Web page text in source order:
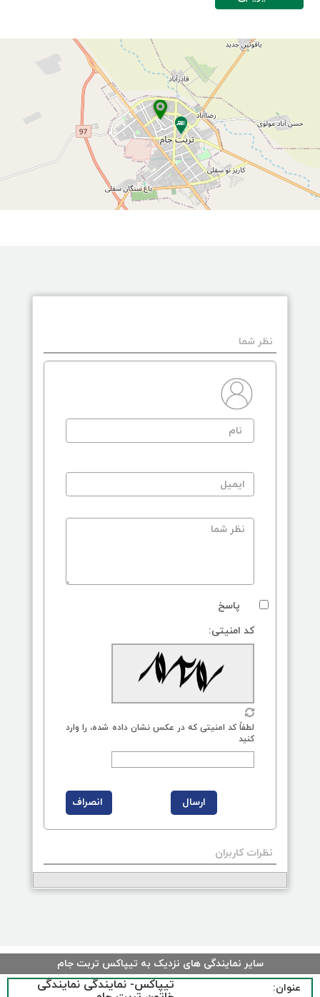
نظر شما
پاسخ
کد امنیتی:
لطفاً کد امنیتی که در عکس نشان داده شده، را وارد
کنید
نظرات کاربران
سایر نمایندگی های نزدیک به تیپاکس تربت جام
عنوان:
تیپاکس- نمایندگی نمایندگی